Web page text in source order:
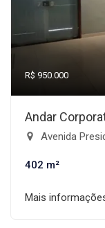
R$ 950.000
Andar
Avenida
402 m²
Mais